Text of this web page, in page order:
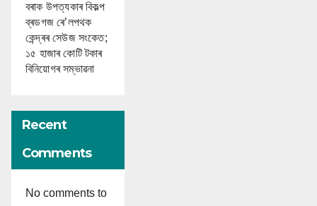
বৰাক উপত্যকাৰ বিকল্প
ব্ৰডগজ ৰে’লপথক
কেন্দ্ৰৰ সেউজ সংকেত;
১৫ হাজাৰ কোটি টকাৰ
বিনিয়োগৰ সম্ভাৱনা
Recent
Comments
No comments to